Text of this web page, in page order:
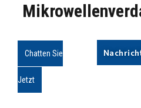
Chatten Sie
Jetzt